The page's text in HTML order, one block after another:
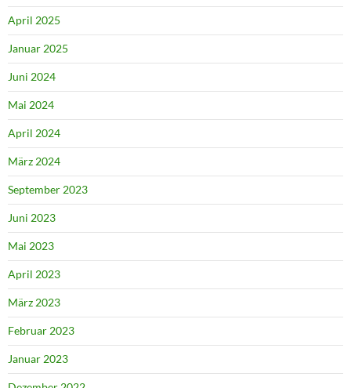
April 2025
Januar 2025
Juni 2024
Mai 2024
April 2024
März 2024
September 2023
Juni 2023
Mai 2023
April 2023
März 2023
Februar 2023
Januar 2023